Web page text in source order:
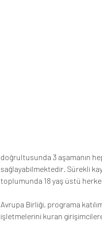
doğrultusunda 3 aşamanın
sağlayabilmektedir. Sürekli
toplumunda 18 yaş üstü
Avrupa Birliği, programa
işletmelerini kuran